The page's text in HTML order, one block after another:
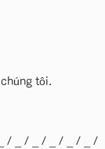
tôi.
/ _ / _ / _ / _ / _ /